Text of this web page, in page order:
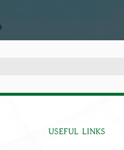
USEFUL LINKS